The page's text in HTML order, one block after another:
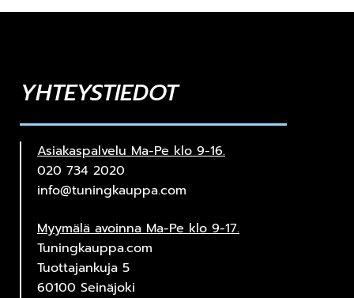
YHTEYSTIEDOT
Asiakaspalvelu Ma-Pe klo 9-16.
020 734 2020
info@tuningkauppa.com
Myymälä avoinna Ma-Pe klo 9-17.
Tuningkauppa.com
Tuottajankuja 5
60100 Seinäjoki